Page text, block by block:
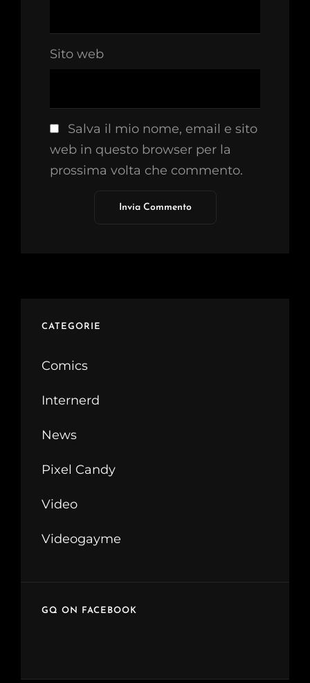
Sito web
Salva il mio nome, email e sito
web in questo browser per la
prossima volta che commento.
CATEGORIE
Comics
Internerd
News
Pixel Candy
Video
Videogayme
GQ ON FACEBOOK